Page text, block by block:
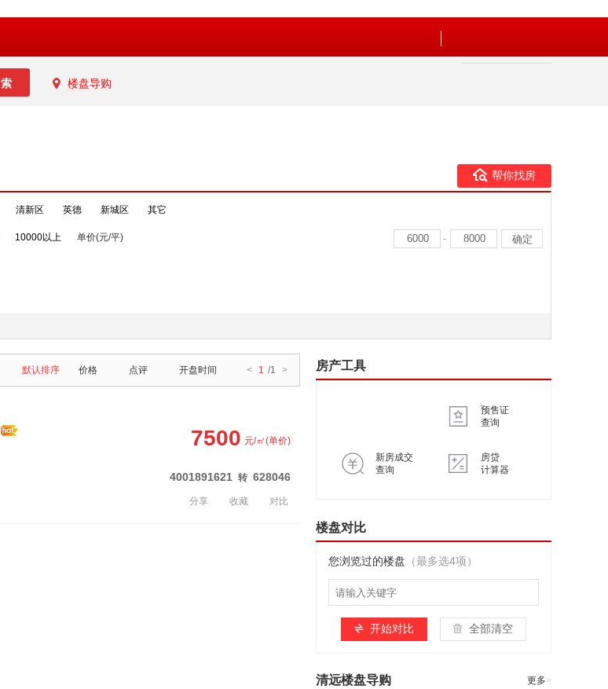
楼盘导购
帮你找房
清新区 英德 新城区 其它
10000以上 单价(元/平) -
默认排序 价格 点评 开盘时间 < 1 /1 >
4001891621 转 628046
7500 元/㎡(单价)
分享 收藏 对比
房产工具
预售证
查询
新房成交
查询
房贷
计算器
楼盘对比
您浏览过的楼盘 （最多选4项）
开始对比 全部清空
清远楼盘导购 更多>